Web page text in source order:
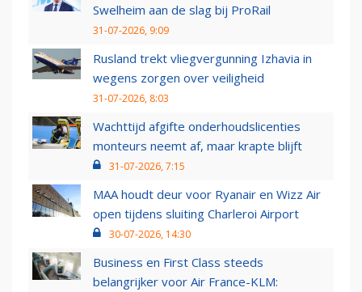
Swelheim aan de slag bij ProRail
31-07-2026, 9:09
Rusland trekt vliegvergunning Izhavia in
wegens zorgen over veiligheid
31-07-2026, 8:03
Wachttijd afgifte onderhoudslicenties
monteurs neemt af, maar krapte blijft
31-07-2026, 7:15
MAA houdt deur voor Ryanair en Wizz Air
open tijdens sluiting Charleroi Airport
30-07-2026, 14:30
Business en First Class steeds
belangrijker voor Air France-KLM: